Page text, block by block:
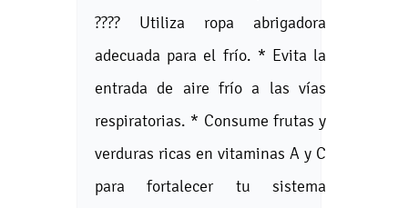
???? Utiliza ropa abrigadora
adecuada para el frío. * Evita la
entrada de aire frío a las vías
respiratorias. * Consume frutas y
verduras ricas en vitaminas A y C
para fortalecer tu sistema